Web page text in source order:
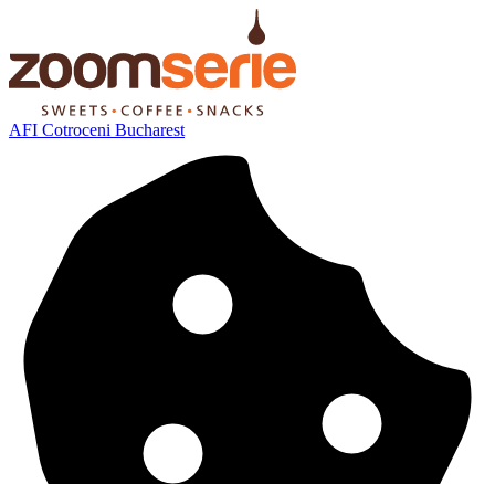
AFI Cotroceni Bucharest